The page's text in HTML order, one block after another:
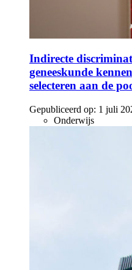
Indirecte
geneeskunde
selecteren aan de
Gepubliceerd op: 1 juli
Onderwijs